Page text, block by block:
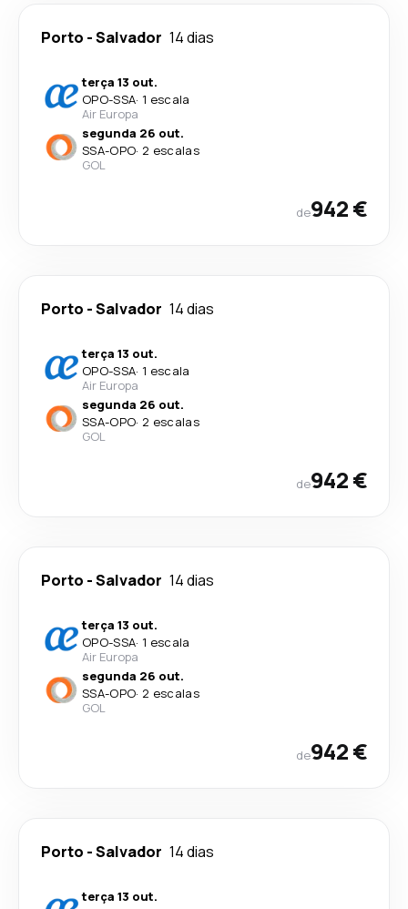
Porto -Salvador 14 dias
terça 13 out.
OPO-SSA· 1 escala
Air Europa
segunda 26 out.
SSA-OPO· 2 escalas
GOL
de942 €
Porto -Salvador 14 dias
terça 13 out.
OPO-SSA· 1 escala
Air Europa
segunda 26 out.
SSA-OPO· 2 escalas
GOL
de942 €
Porto -Salvador 14 dias
terça 13 out.
OPO-SSA· 1 escala
Air Europa
segunda 26 out.
SSA-OPO· 2 escalas
GOL
de942 €
Porto -Salvador 14 dias
terça 13 out.